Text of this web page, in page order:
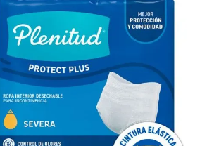
Geles & fijadores
Shampoo
Tinturas & coloración
Tratamientos capilares
Protección Femenina
Cuidado intimo